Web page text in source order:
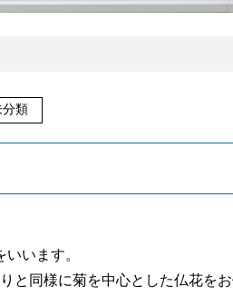
分類
いいます。
と同様に菊を中心とした仏花を